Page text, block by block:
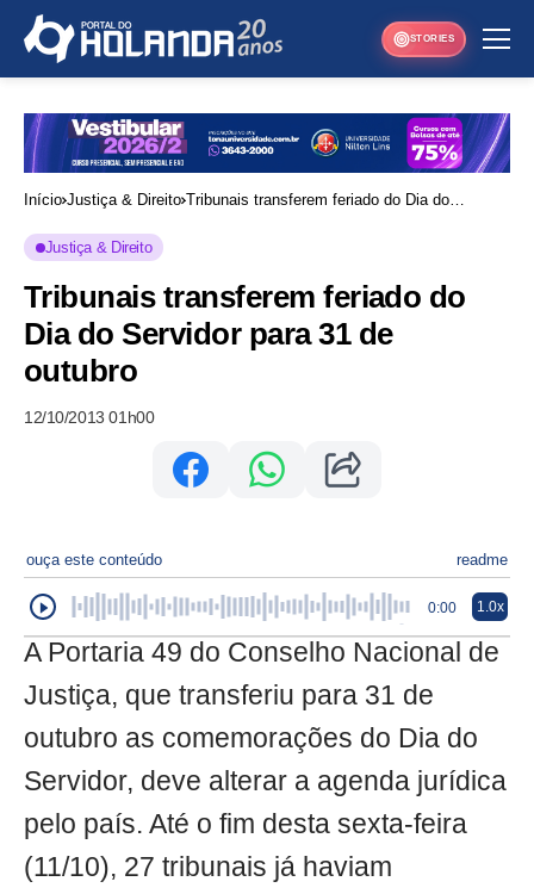
STORIES
Início Justiça & Direito Tribunais transferem feriado do Dia do
Justiça & Direito
Tribunais transferem feriado do
Dia do Servidor para 31 de
outubro
12/10/2013 01h00
ouça este conteúdo readme
0:00 1.0x
A Portaria 49 do Conselho Nacional de
Justiça, que transferiu para 31 de
outubro as comemorações do Dia do
Servidor, deve alterar a agenda jurídica
pelo país. Até o fim desta sexta-feira
(11/10), 27 tribunais já haviam